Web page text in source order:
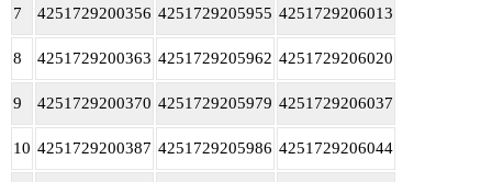
7 4251729200356 4251729205955 4251729206013
8 4251729200363 4251729205962 4251729206020
9 4251729200370 4251729205979 4251729206037
10 4251729200387 4251729205986 4251729206044